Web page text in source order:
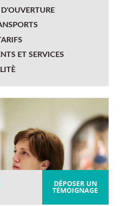
D'OUVERTURE
ET SERVICES
DÉPOSER UN
TÉMOIGNAGE